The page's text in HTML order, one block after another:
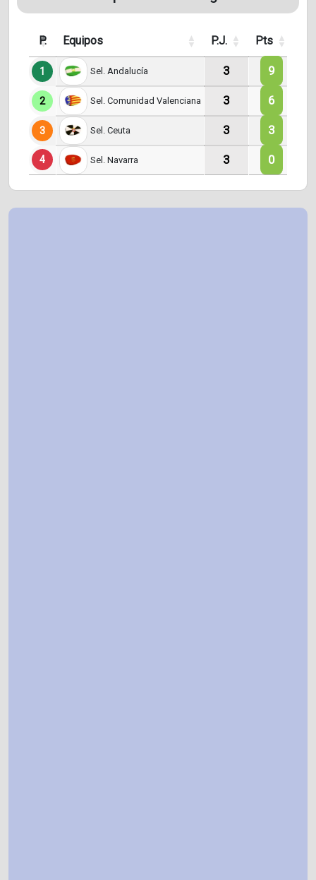
P. Equipos P.J. Pts
1 Sel. Andalucía 3 9
2 Sel. Comunidad Valenciana 3 6
3 Sel. Ceuta 3 3
4 Sel. Navarra 3 0